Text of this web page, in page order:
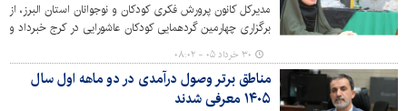
مدیرکل کانون پرورش فکری کودکان و نوجوانان استان البرز، از
برگزاری چهارمین گردهمایی کودکان عاشورایی در کرج خبرداد و
گفت: این برنامه با همکاری سازمان فرهنگی، اجتماعی و
ورزشی شهرداری کرج و گروه مردمی مواسات برگزار شد.
۳۰ خرداد ۰۵ - ۰۸:۰۲
مناطق برتر وصول درآمدی در دو ماهه اول سال
۱۴۰۵ معرفی شدند